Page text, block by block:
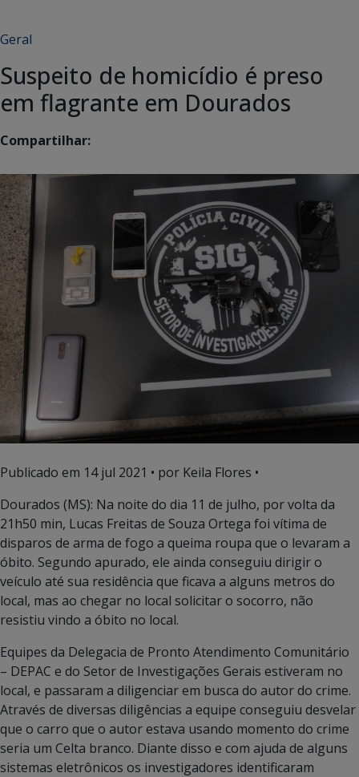
Geral
Suspeito de homicídio é preso
em flagrante em Dourados
Compartilhar:
Publicado em 14 jul 2021 • por Keila Flores •
Dourados (MS): Na noite do dia 11 de julho, por volta da
21h50 min, Lucas Freitas de Souza Ortega foi vítima de
disparos de arma de fogo a queima roupa que o levaram a
óbito. Segundo apurado, ele ainda conseguiu dirigir o
veículo até sua residência que ficava a alguns metros do
local, mas ao chegar no local solicitar o socorro, não
resistiu vindo a óbito no local.
Equipes da Delegacia de Pronto Atendimento Comunitário
– DEPAC e do Setor de Investigações Gerais estiveram no
local, e passaram a diligenciar em busca do autor do crime.
Através de diversas diligências a equipe conseguiu desvelar
que o carro que o autor estava usando momento do crime
seria um Celta branco. Diante disso e com ajuda de alguns
sistemas eletrônicos os investigadores identificaram